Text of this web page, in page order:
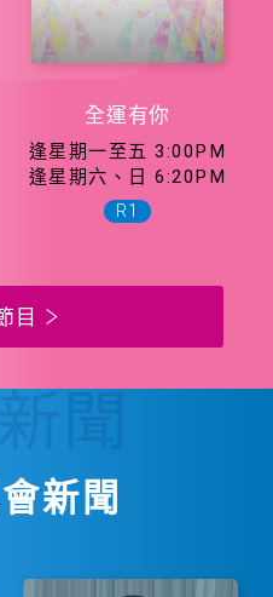
全運有你
逢星期一至五 3:00PM
逢星期六、日 6:20PM
R1
目
新聞